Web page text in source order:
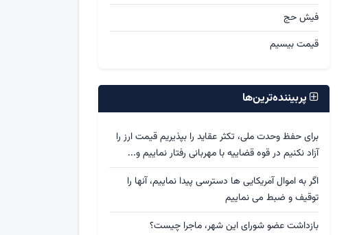
فیش حج
قیمت بیسیم
پربیننده‌ترین‌ها
برای حفظ وحدت ملی، تکثر عقاید را بپذیریم قیمت ارز را
آزاد نکنیم در قوه قضاییه با مهربانی رفتار نماییم و...
اگر به اموال آمریکایی ها دسترسی پیدا نماییم، آنها را
توقیف و ضبط می نماییم
بازداشت عضو شورای این شهر، ماجرا چیست؟